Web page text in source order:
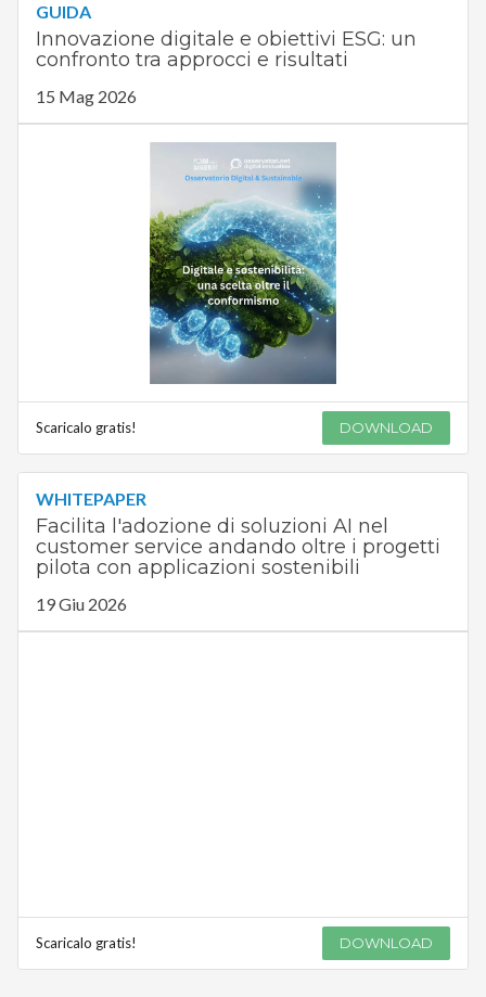
GUIDA
Innovazione digitale e obiettivi ESG: un
confronto tra approcci e risultati
15 Mag 2026
Scaricalo gratis! DOWNLOAD
WHITEPAPER
Facilita l'adozione di soluzioni AI nel
customer service andando oltre i progetti
pilota con applicazioni sostenibili
19 Giu 2026
Scaricalo gratis! DOWNLOAD